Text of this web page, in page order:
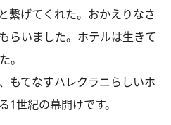
繋げてくれた。おかえりなさ
らいました。ホテルは生きて
。
もてなすハレクラニらしいホ
1世紀の幕開けです。